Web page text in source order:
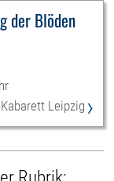
der Blöden
Leipzig ›